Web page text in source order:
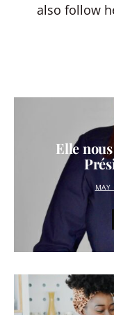
also follow
Elle